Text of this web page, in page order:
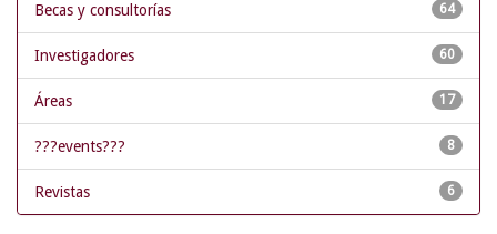
64
Becas y consultorías
60
Investigadores
17
Áreas
8
???events???
6
Revistas